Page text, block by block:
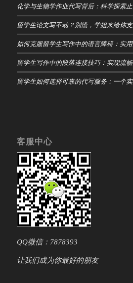
化学与生物学作业代写背后：科学探索
留学生论文写不动？别慌，学姐来给你支
如何克服留学生写作中的语言障碍：实
留学生写作中的段落连接技巧：实现流
留学生如何选择可靠的代写服务：一个
客服中心
QQ微信：7878393
让我们成为你最好的朋友